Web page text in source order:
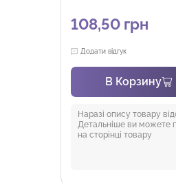
108,50 грн
Додати відгук
В Корзину
Наразі опису товару
Детальніше ви можете
на сторінці товару